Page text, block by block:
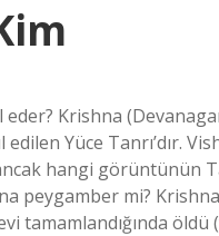
Krishna
Yüce Tanrı’dır.
hangi görüntünün
peygamber mi?
tamamlandığında